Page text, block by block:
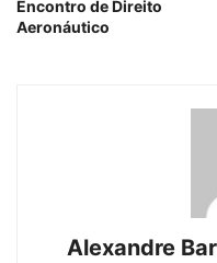
Encontro de Direito
Aeronáutico
Alexandre